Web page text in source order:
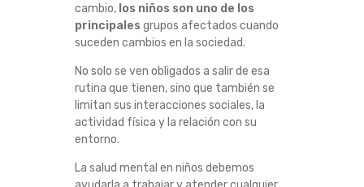
cambio, los niños son uno de los
principales grupos afectados cuando
suceden cambios en la sociedad.
No solo se ven obligados a salir de esa
rutina que tienen, sino que también se
limitan sus interacciones sociales, la
actividad física y la relación con su
entorno.
La salud mental en niños debemos